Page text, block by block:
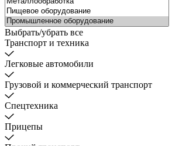
Выбрать/убрать все
Транспорт и техника
Легковые автомобили
Грузовой и коммерческий транспорт
Спецтехника
Прицепы